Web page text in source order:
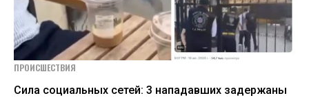
ПРОИСШЕСТВИЯ
Сила социальных сетей: 3 нападавших задержаны